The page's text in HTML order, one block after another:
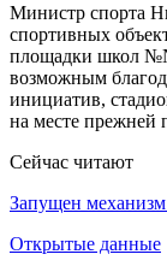
Министр спорта
спортивных
площадки школ
возможным
инициатив,
на месте прежней
Сейчас читают
Запущен
Открытые данные